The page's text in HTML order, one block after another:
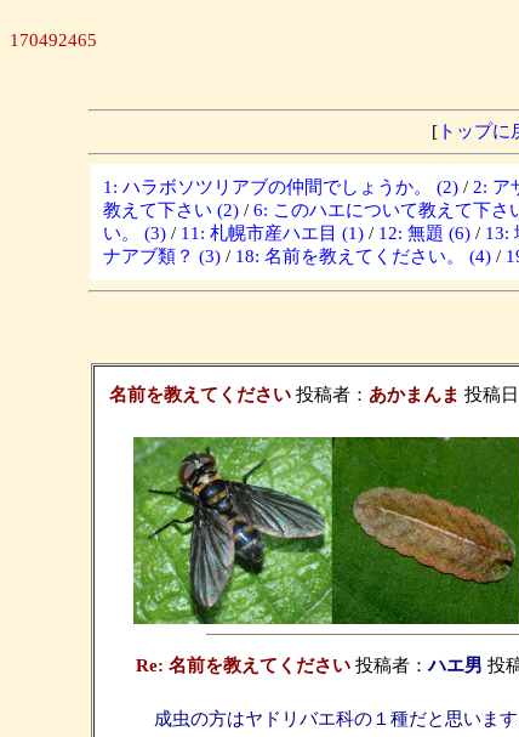
170492465
[トップに
1: ハラボソツリアブの仲間でしょうか。 (2) / 2: ア
教えて下さい (2) / 6: このハエについて教えて下さ
い。 (3) / 11: 札幌市産ハエ目 (1) / 12: 無題 (6) / 13:
ナアブ類？ (3) / 18: 名前を教えてください。 (4) /
名前を教えてください投稿者： あかまんま 投稿
Re: 名前を教えてください投稿者：ハエ男 投
成虫の方はヤドリバエ科の１種だと思いま